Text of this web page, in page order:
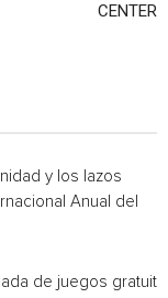
CENTER
y los lazos
Anual del
de juegos gratuita